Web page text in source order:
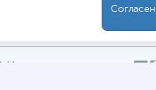
. Мы принимаем к оплате:
Согласен